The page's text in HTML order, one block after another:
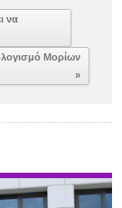
να
Μορίων
»